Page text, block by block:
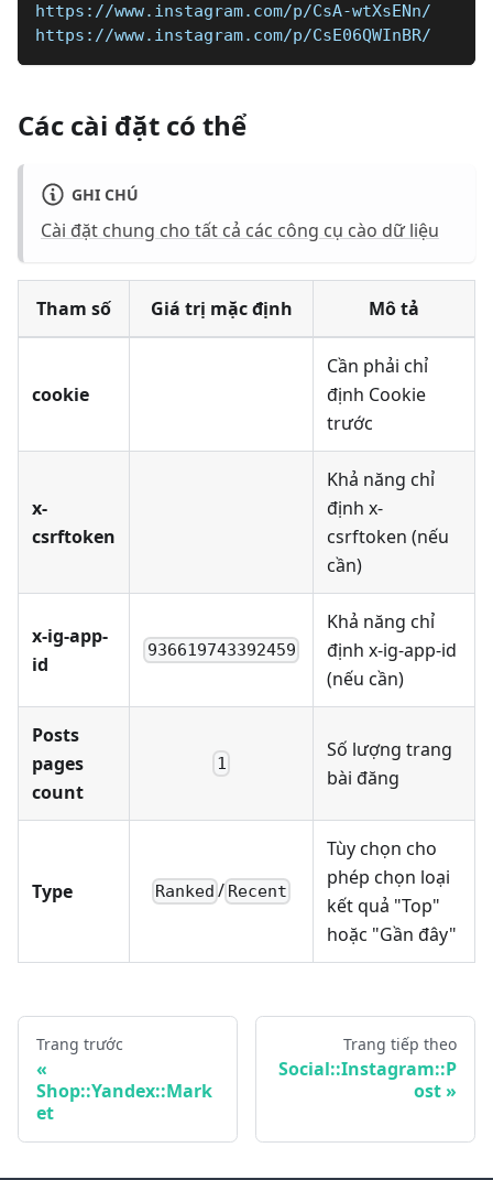
https://www.instagram.com/p/CsA-wtXsENn/
https://www.instagram.com/p/CsE06QWInBR/
Các cài đặt có thể
GHI CHÚ
Cài đặt chung cho tất cả các công cụ cào dữ liệu
Tham số Giá trị mặc định Mô tả
cookie
Cần phải chỉ
định Cookie
trước
x-
csrftoken
Khả năng chỉ
định x-
csrftoken (nếu
cần)
x-ig-app-
id
936619743392459
Khả năng chỉ
định x-ig-app-id
(nếu cần)
Posts
pages
count
1
Số lượng trang
bài đăng
Type Ranked / Recent
Tùy chọn cho
phép chọn loại
kết quả "Top"
hoặc "Gần đây"
Trang trước
Shop::Yandex::Mark
et
Trang tiếp theo
Social::Instagram::P
ost